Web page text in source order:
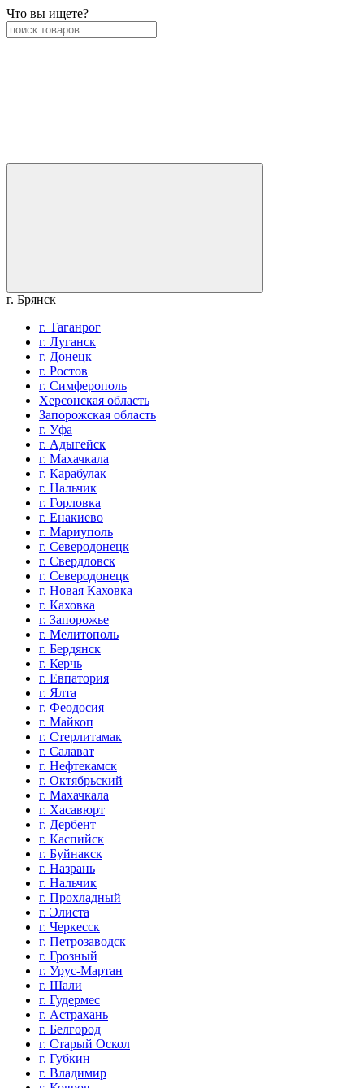
Что вы ищете?
г. Брянск
г. Таганрог
г. Луганск
г. Донецк
г. Ростов
г. Симферополь
Херсонская область
Запорожская область
г. Уфа
г. Адыгейск
г. Махачкала
г. Карабулак
г. Нальчик
г. Горловка
г. Енакиево
г. Мариуполь
г. Северодонецк
г. Свердловск
г. Северодонецк
г. Новая Каховка
г. Каховка
г. Запорожье
г. Мелитополь
г. Бердянск
г. Керчь
г. Евпатория
г. Ялта
г. Феодосия
г. Майкоп
г. Стерлитамак
г. Салават
г. Нефтекамск
г. Октябрьский
г. Махачкала
г. Хасавюрт
г. Дербент
г. Каспийск
г. Буйнакск
г. Назрань
г. Нальчик
г. Прохладный
г. Элиста
г. Черкесск
г. Петрозаводск
г. Грозный
г. Урус-Мартан
г. Шали
г. Гудермес
г. Астрахань
г. Белгород
г. Старый Оскол
г. Губкин
г. Владимир